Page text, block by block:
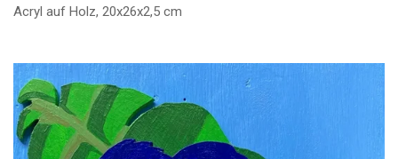
Acryl auf Holz, 20x26x2,5 cm